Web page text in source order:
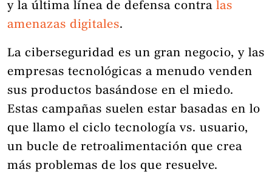
y la última línea de defensa contra las
amenazas digitales.
La ciberseguridad es un gran negocio, y las
empresas tecnológicas a menudo venden
sus productos basándose en el miedo.
Estas campañas suelen estar basadas en lo
que llamo el ciclo tecnología vs. usuario,
un bucle de retroalimentación que crea
más problemas de los que resuelve.